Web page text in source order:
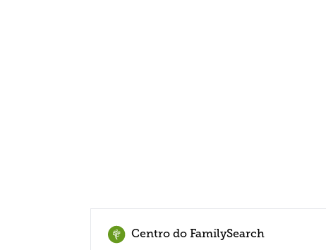
Centro do FamilySearch